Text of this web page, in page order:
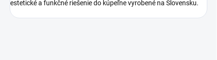
estetické a funkčné riešenie do kúpeľne vyrobené na Slovensku.